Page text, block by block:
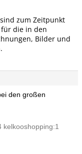
zum Zeitpunkt
die in den
Bilder und
den großen